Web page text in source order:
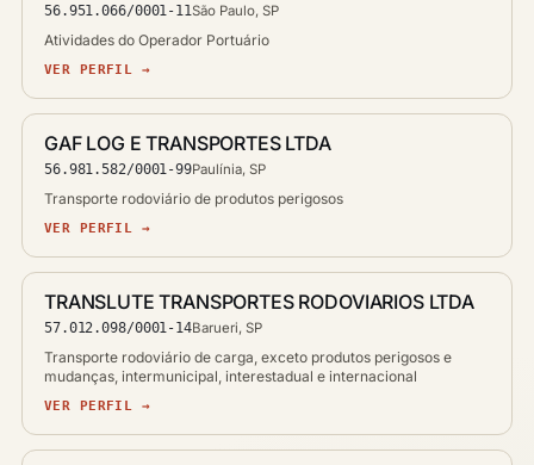
56.951.066/0001-11São Paulo, SP
Atividades do Operador Portuário
VER PERFIL →
GAF LOG E TRANSPORTES LTDA
56.981.582/0001-99Paulínia, SP
Transporte rodoviário de produtos perigosos
VER PERFIL →
TRANSLUTE TRANSPORTES RODOVIARIOS LTDA
57.012.098/0001-14Barueri, SP
Transporte rodoviário de carga, exceto produtos perigosos e
mudanças, intermunicipal, interestadual e internacional
VER PERFIL →